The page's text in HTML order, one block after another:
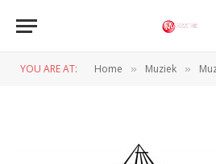
YOU ARE AT: Home » Muziek »